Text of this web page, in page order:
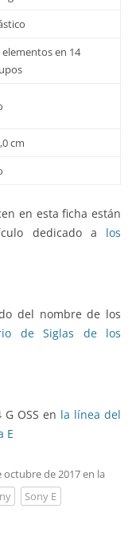
elementos en 14
cm
en esta ficha están
dedicado a los
del nombre de los
de Siglas de los
OSS en la línea del
E
de 2017 en la
Sony E